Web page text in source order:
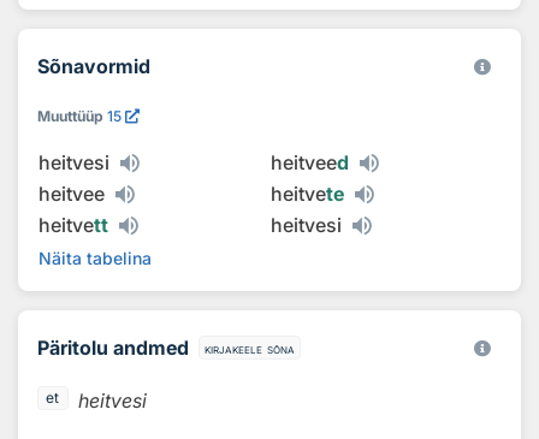
Sõnavormid
Muuttüüp 15
heitvesi heitveed
heitvee
heitvete
heitvett heitvesi
Näita tabelina
Päritolu andmed kirjakeele sõna
et heitvesi